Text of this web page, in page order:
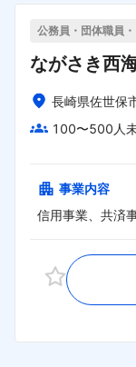
公務員・団体職員
ながさき西
長崎県佐世保
100〜500人
事業内容
信用事業、共済